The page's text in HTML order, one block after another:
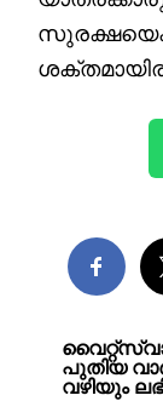
പുതിയ
വഴിയും